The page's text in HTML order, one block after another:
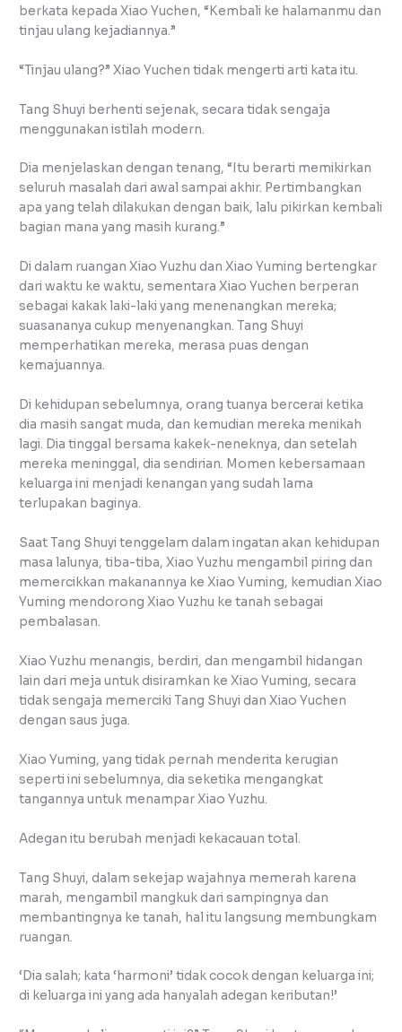
berkata kepada Xiao Yuchen, “Kembali ke halamanmu dan
tinjau ulang kejadiannya.”
“Tinjau ulang?” Xiao Yuchen tidak mengerti arti kata itu.
Tang Shuyi berhenti sejenak, secara tidak sengaja
menggunakan istilah modern.
Dia menjelaskan dengan tenang, “Itu berarti memikirkan
seluruh masalah dari awal sampai akhir. Pertimbangkan
apa yang telah dilakukan dengan baik, lalu pikirkan kembali
bagian mana yang masih kurang.”
Di dalam ruangan Xiao Yuzhu dan Xiao Yuming bertengkar
dari waktu ke waktu, sementara Xiao Yuchen berperan
sebagai kakak laki-laki yang menenangkan mereka;
suasananya cukup menyenangkan. Tang Shuyi
memperhatikan mereka, merasa puas dengan
kemajuannya.
Di kehidupan sebelumnya, orang tuanya bercerai ketika
dia masih sangat muda, dan kemudian mereka menikah
lagi. Dia tinggal bersama kakek-neneknya, dan setelah
mereka meninggal, dia sendirian. Momen kebersamaan
keluarga ini menjadi kenangan yang sudah lama
terlupakan baginya.
Saat Tang Shuyi tenggelam dalam ingatan akan kehidupan
masa lalunya, tiba-tiba, Xiao Yuzhu mengambil piring dan
memercikkan makanannya ke Xiao Yuming, kemudian Xiao
Yuming mendorong Xiao Yuzhu ke tanah sebagai
pembalasan.
Xiao Yuzhu menangis, berdiri, dan mengambil hidangan
lain dari meja untuk disiramkan ke Xiao Yuming, secara
tidak sengaja memerciki Tang Shuyi dan Xiao Yuchen
dengan saus juga.
Xiao Yuming, yang tidak pernah menderita kerugian
seperti ini sebelumnya, dia seketika mengangkat
tangannya untuk menampar Xiao Yuzhu.
Adegan itu berubah menjadi kekacauan total.
Tang Shuyi, dalam sekejap wajahnya memerah karena
marah, mengambil mangkuk dari sampingnya dan
membantingnya ke tanah, hal itu langsung membungkam
ruangan.
‘Dia salah; kata ‘harmoni’ tidak cocok dengan keluarga ini;
di keluarga ini yang ada hanyalah adegan keributan!’